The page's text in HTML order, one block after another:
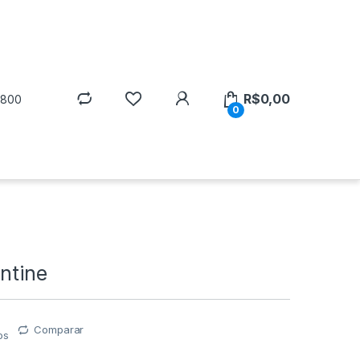
0
R$0,00
Comparar